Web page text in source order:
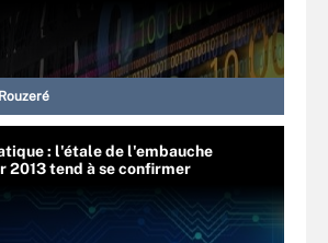
: l'étale de l'embauche
2013 tend à se confirmer